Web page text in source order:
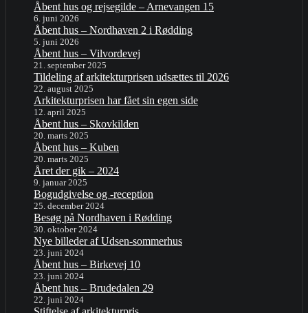
Åbent hus og rejsegilde – Arnevangen 15
6. juni 2026
Åbent hus – Nordhaven 2 i Rødding
5. juni 2026
Åbent hus – Vilvordevej
21. september 2025
Tildeling af arkitekturprisen udsættes til 2026
22. august 2025
Arkitekturprisen har fået sin egen side
12. april 2025
Åbent hus – Skovkilden
20. marts 2025
Åbent hus – Kuben
20. marts 2025
Året der gik – 2024
9. januar 2025
Bogudgivelse og -reception
25. december 2024
Besøg på Nordhaven i Rødding
30. oktober 2024
Nye billeder af Udsen-sommerhus
23. juni 2024
Åbent hus – Birkevej 10
23. juni 2024
Åbent hus – Brudedalen 29
22. juni 2024